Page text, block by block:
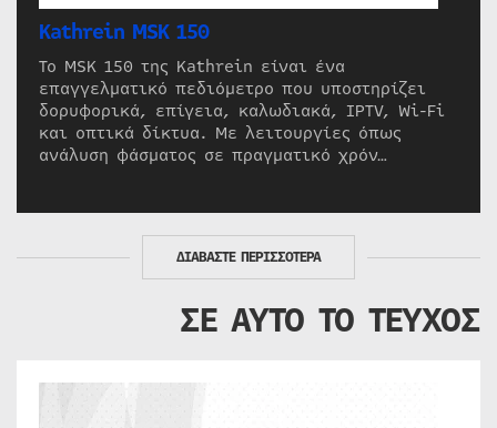
Kathrein MSK 150
Το MSK 150 της Kathrein είναι ένα
επαγγελματικό πεδιόμετρο που υποστηρίζει
δορυφορικά, επίγεια, καλωδιακά, IPTV, Wi-Fi
και οπτικά δίκτυα. Με λειτουργίες όπως
ανάλυση φάσματος σε πραγματικό χρόν…
ΔΙΑΒΑΣΤΕ ΠΕΡΙΣΣΟΤΕΡΑ
ΣΕ ΑΥΤΟ ΤΟ ΤΕΥΧΟΣ